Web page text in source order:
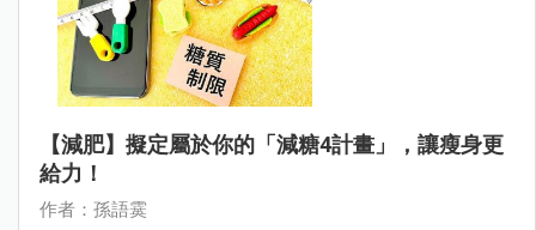
【減肥】擬定屬於你的「減糖4計畫」，讓瘦身更
給力！
作者：孫語霙